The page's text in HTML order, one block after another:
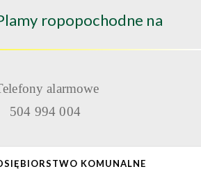
ropopochodne na
alarmowe
504 994 004
KOMUNALNE